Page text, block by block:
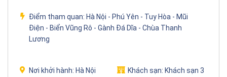
Điểm tham quan: Hà Nội - Phú Yên - Tuy Hòa - Mũi
Điện - Biển Vũng Rô - Gành Đá Dĩa - Chùa Thanh
Lương
Nơi khởi hành: Hà Nội Khách sạn: Khách sạn 3